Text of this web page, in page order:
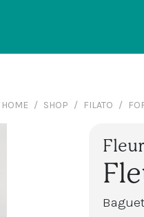
HOME SHOP FILATO